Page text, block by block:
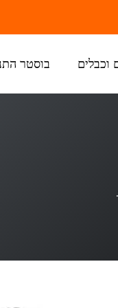
וכבלים בוסטר